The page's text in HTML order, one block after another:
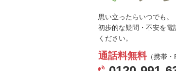
思い立ったらいつでも。
初歩的な疑問・不安を電
ください。
通話料無料（携帯・